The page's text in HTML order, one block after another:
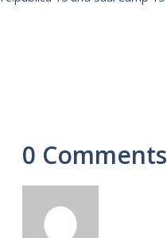
0 Comments